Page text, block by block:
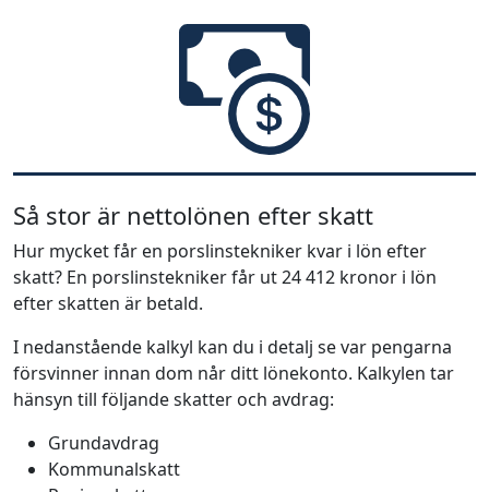
Så stor är nettolönen efter skatt
Hur mycket får en porslinstekniker kvar i lön efter
skatt? En porslinstekniker får ut 24 412 kronor i lön
efter skatten är betald.
I nedanstående kalkyl kan du i detalj se var pengarna
försvinner innan dom når ditt lönekonto. Kalkylen tar
hänsyn till följande skatter och avdrag:
Grundavdrag
Kommunalskatt